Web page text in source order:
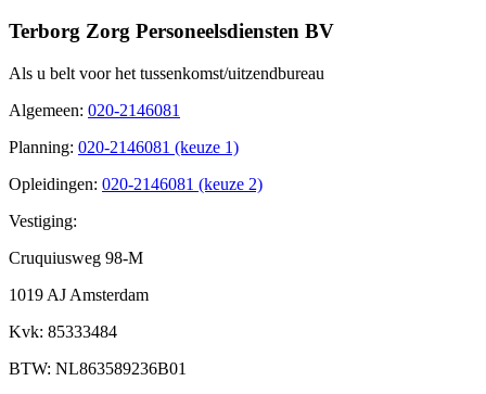
Terborg Zorg Personeelsdiensten BV
Als u belt voor het tussenkomst/uitzendbureau
Algemeen: 020-2146081
Planning: 020-2146081 (keuze 1)
Opleidingen: 020-2146081 (keuze 2)
Vestiging:
Cruquiusweg 98-M
1019 AJ Amsterdam
Kvk: 85333484
BTW: NL863589236B01